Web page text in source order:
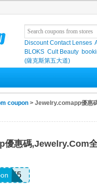
Discount Contact Lenses
BLOKS Cult Beauty
(薩克斯第五大道)
coupon > Jewelry.comapp優惠
惠碼,Jewelry.com
LB55